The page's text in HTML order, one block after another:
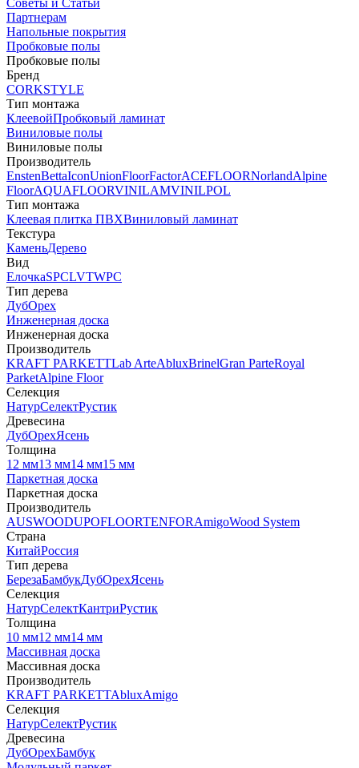
Советы и Статьи
Партнерам
Напольные покрытия
Пробковые полы
Пробковые полы
Бренд
CORKSTYLE
Тип монтажа
КлеевойПробковый ламинат
Виниловые полы
Виниловые полы
Производитель
EnstenBettaIconUnionFloorFactorACEFLOORNorlandAlpine
FloorAQUAFLOORVINILAMVINILPOL
Тип монтажа
Клеевая плитка ПВХВиниловый ламинат
Текстура
КаменьДерево
Вид
ЕлочкаSPCLVTWPC
Тип дерева
ДубОрех
Инженерная доска
Инженерная доска
Производитель
KRAFT PARKETTLab ArteAbluxBrinelGran ParteRoyal
ParketAlpine Floor
Селекция
НатурСелектРустик
Древесина
ДубОрехЯсень
Толщина
12 мм13 мм14 мм15 мм
Паркетная доска
Паркетная доска
Производитель
AUSWOODUPOFLOORTENFORAmigoWood System
Страна
КитайРоссия
Тип дерева
БерезаБамбукДубОрехЯсень
Селекция
НатурСелектКантриРустик
Толщина
10 мм12 мм14 мм
Массивная доска
Массивная доска
Производитель
KRAFT PARKETTAbluxAmigo
Селекция
НатурСелектРустик
Древесина
ДубОрехБамбук